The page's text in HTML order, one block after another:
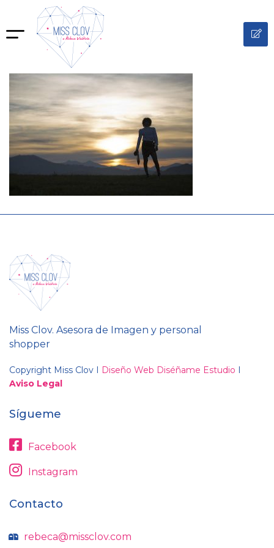
Miss Clov. Asesora de Imagen y personal
shopper
Copyright Miss Clov I Diseño Web Diséñame Estudio I
Aviso Legal
Sígueme
Facebook
Instagram
Contacto
rebeca@missclov.com